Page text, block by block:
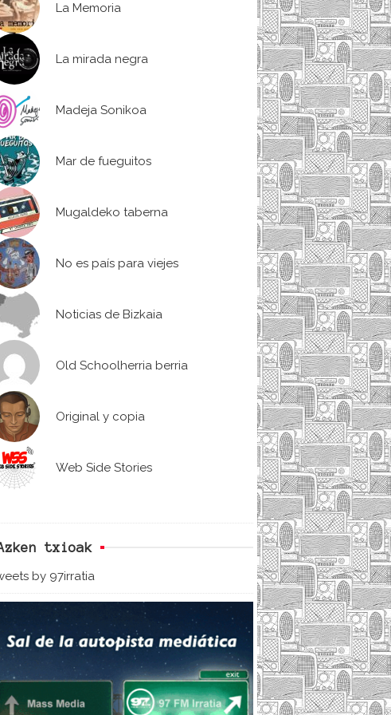
La Memoria
La mirada negra
Madeja Sonikoa
Mar de fueguitos
Mugaldeko taberna
No es país para viejes
Noticias de Bizkaia
Old Schoolherria berria
Original y copia
Web Side Stories
txioak
by 97irratia